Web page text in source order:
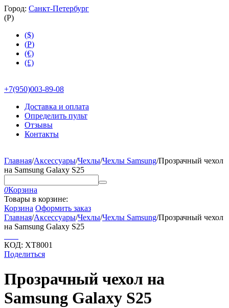
Город: Санкт-Петербург
(Р)
($)
(Р)
(€)
(£)
+7(950)003-89-08
Доставка и оплата
Определить пульт
Отзывы
Контакты
Главная/Аксессуары/Чехлы/Чехлы Samsung/Прозрачный чехол
на Samsung Galaxy S25
0Корзина
Товары в корзине:
Корзина Оформить заказ
Главная/Аксессуары/Чехлы/Чехлы Samsung/Прозрачный чехол
на Samsung Galaxy S25
КОД: XT8001
Поделиться
Прозрачный чехол на
Samsung Galaxy S25